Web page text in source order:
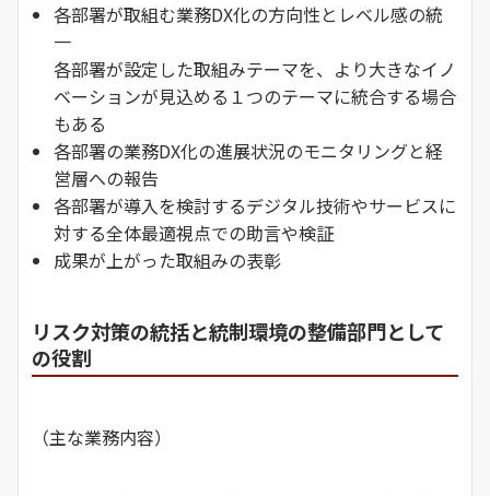
各部署が取組む業務DX化の方向性とレベル感の統
一
各部署が設定した取組みテーマを、より大きなイノ
ベーションが見込める１つのテーマに統合する場合
もある
各部署の業務DX化の進展状況のモニタリングと経
営層への報告
各部署が導入を検討するデジタル技術やサービスに
対する全体最適視点での助言や検証
成果が上がった取組みの表彰
リスク対策の統括と統制環境の整備部門として
の役割
（主な業務内容）